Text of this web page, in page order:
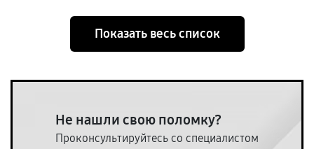
Показать весь список
Не нашли свою поломку?
Проконсультируйтесь со специалистом